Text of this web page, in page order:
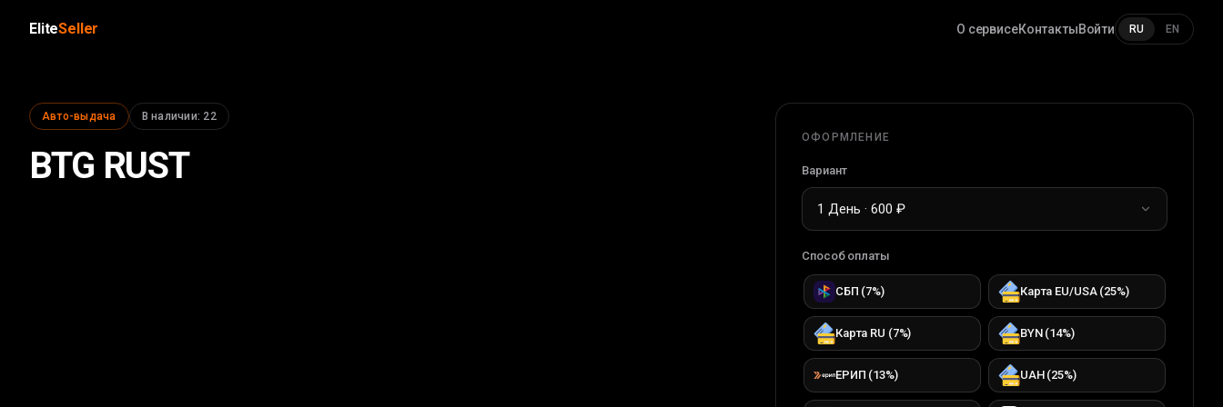
EliteSeller О сервисеКонтактыВойти RU EN
Авто-выдача В наличии: 22
BTG RUST
ОФОРМЛЕНИЕ
Вариант
1 День · 600 ₽
Способ оплаты
СБП (7%) Карта EU/USA(25%)
Карта RU (7%) BYN(14%)
ЕРИП (13%) UAH(25%)